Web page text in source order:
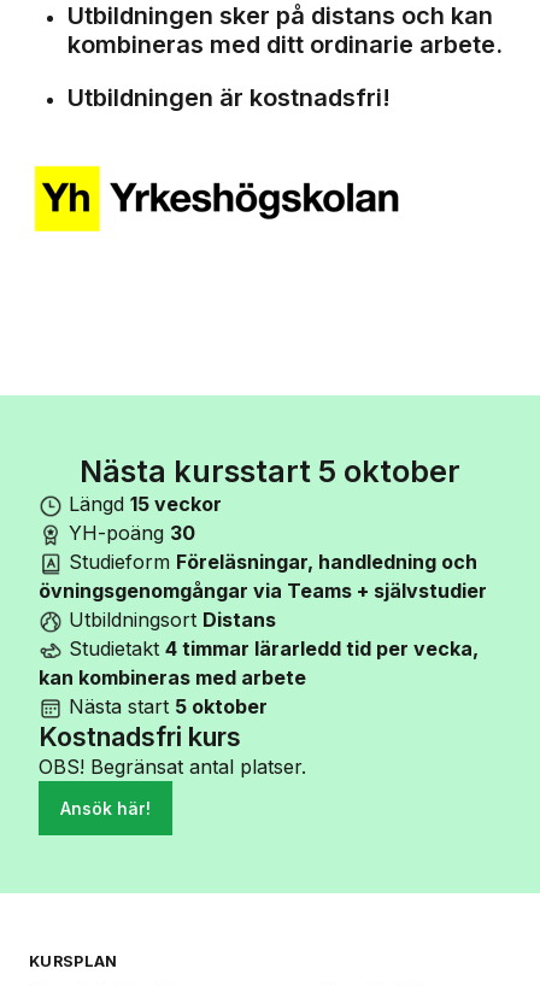
Utbildningen sker på distans och kan
kombineras med ditt ordinarie arbete.
Utbildningen är kostnadsfri!
Nästa kursstart 5 oktober
Längd 15 veckor
YH-poäng 30
Studieform Föreläsningar, handledning och
övningsgenomgångar via Teams + självstudier
Utbildningsort Distans
Studietakt 4 timmar lärarledd tid per vecka,
kan kombineras med arbete
Nästa start 5 oktober
Kostnadsfri kurs
OBS! Begränsat antal platser.
Ansök här!
KURSPLAN